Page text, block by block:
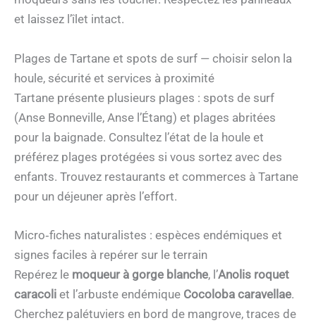
et laissez l’îlet intact.
Plages de Tartane et spots de surf — choisir selon la
houle, sécurité et services à proximité
Tartane présente plusieurs plages : spots de surf
(Anse Bonneville, Anse l’Étang) et plages abritées
pour la baignade. Consultez l’état de la houle et
préférez plages protégées si vous sortez avec des
enfants. Trouvez restaurants et commerces à Tartane
pour un déjeuner après l’effort.
Micro‑fiches naturalistes : espèces endémiques et
signes faciles à repérer sur le terrain
Repérez le moqueur à gorge blanche, l’Anolis roquet
caracoli et l’arbuste endémique Cocoloba caravellae.
Cherchez palétuviers en bord de mangrove, traces de